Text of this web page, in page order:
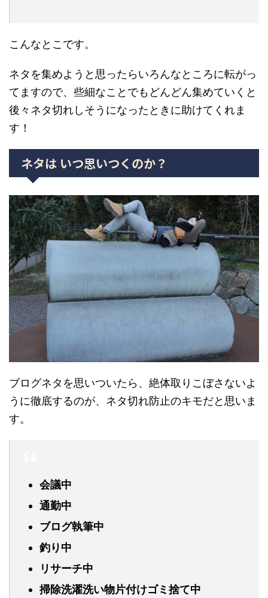
こんなとこです。
ネタを集めようと思ったらいろんなところに転がっ
てますので、些細なことでもどんどん集めていくと
後々ネタ切れしそうになったときに助けてくれま
す！
ネタは いつ思いつくのか？
ブログネタを思いついたら、絶体取りこぼさないよ
うに徹底するのが、ネタ切れ防止のキモだと思いま
す。
会議中
通勤中
ブログ執筆中
釣り中
リサーチ中
掃除洗濯洗い物片付けゴミ捨て中